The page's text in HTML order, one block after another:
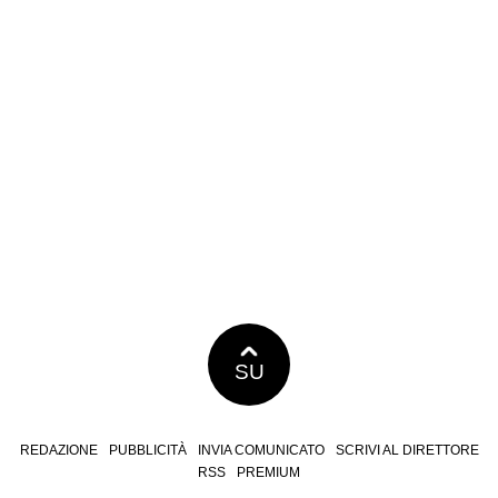
SU
REDAZIONE PUBBLICITÀ INVIA COMUNICATO
SCRIVI AL DIRETTORE
RSS
PREMIUM